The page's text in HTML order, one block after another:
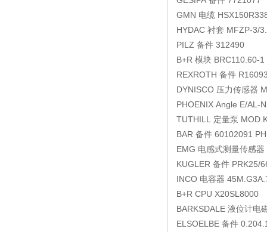
GMN 电缆
HYDAC 衬套 MFZP-3/
PILZ 备件 312490
B+R 模块 BRC110.60-1
REXROTH 备件
DYNISCO 压力传感器
PHOENIX Angle E/AL-
TUTHILL
定量泵
BAR 备件 60102091
EMG 电感式测量传感器
KUGLER 备件 PRK25/
INCO 电容器
B+R CPU X20SL8000
BARKSDALE 液位计电
ELSOELBE 备件